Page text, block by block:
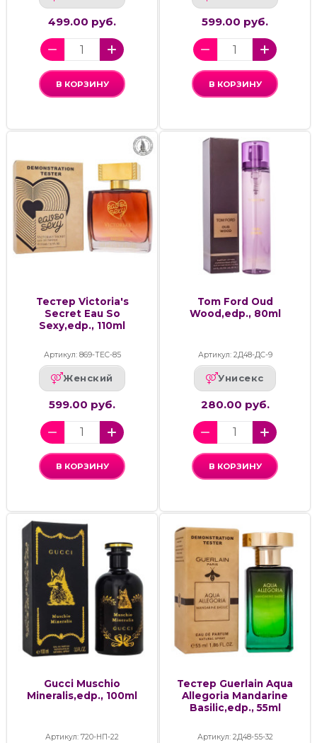
499.00 руб.
В КОРЗИНУ
599.00 руб.
В КОРЗИНУ
Тестер Victoria's
Secret Eau So
Sexy,edp., 110ml
Артикул: 869-ТЕС-85
Женский
599.00 руб.
В КОРЗИНУ
Tom Ford Oud
Wood,edp., 80ml
Артикул: 2Д48-ДС-9
Унисекс
280.00 руб.
В КОРЗИНУ
Gucci Muschio
Mineralis,edp., 100ml
Артикул: 720-НП-22
Тестер Guerlain Aqua
Allegoria Mandarine
Basilic,edp., 55ml
Артикул: 2Д48-55-32